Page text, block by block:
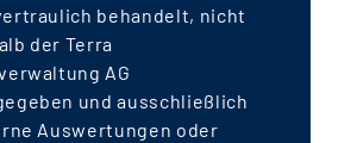
behandelt, nicht
der Terra
AG
und ausschließlich
Auswertungen oder